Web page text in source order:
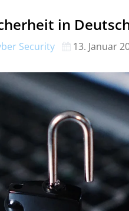
in
Security 13. Januar